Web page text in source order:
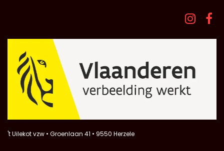
't Uilekot vzw • Groenlaan 41 • 9550 Herzele